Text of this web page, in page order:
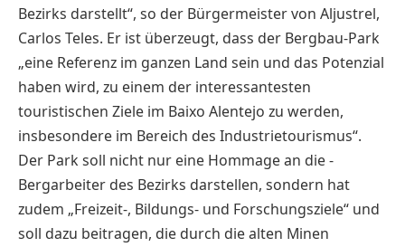
Bezirks darstellt“, so der Bürger­meister von Aljustrel,
Carlos Teles. Er ist überzeugt, dass der Bergbau-Park
„eine Referenz im ganzen Land sein und das Potenzial
haben wird, zu einem der interessantesten
touristischen Ziele im Baixo Alentejo zu werden,
insbesondere im Bereich des Industrie­tourismus“.
Der Park soll nicht nur eine Hommage an die ­
Bergarbeiter des ­Bezirks darstellen, sondern hat
zudem „Freizeit-, Bildungs- und Forschungsziele“ und
soll dazu beitragen, die durch die alten Minen